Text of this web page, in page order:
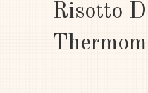
Risotto